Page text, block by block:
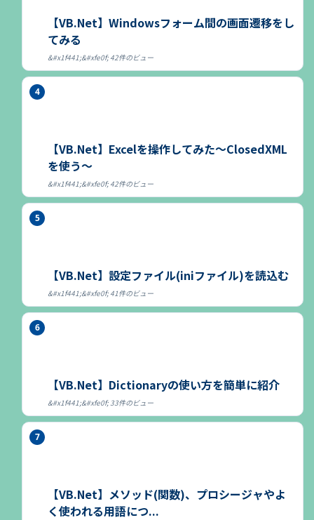
【VB.Net】Windowsフォーム間の画面遷移をし
てみる
42件のビュー
【VB.Net】Excelを操作してみた～ClosedXML
を使う～
42件のビュー
【VB.Net】設定ファイル(iniファイル)を読込む
41件のビュー
【VB.Net】Dictionaryの使い方を簡単に紹介
33件のビュー
【VB.Net】メソッド(関数)、プロシージャやよ
く使われる用語につ...